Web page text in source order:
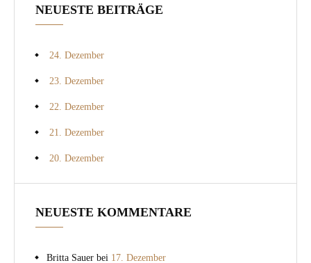
NEUESTE BEITRÄGE
24. Dezember
23. Dezember
22. Dezember
21. Dezember
20. Dezember
NEUESTE KOMMENTARE
Britta Sauer bei 17. Dezember